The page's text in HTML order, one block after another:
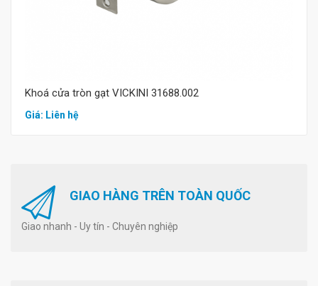
Khoá cửa tròn gạt VICKINI 31688.002
Giá: Liên hệ
GIAO HÀNG TRÊN TOÀN QUỐC
Giao nhanh - Uy tín - Chuyên nghiệp